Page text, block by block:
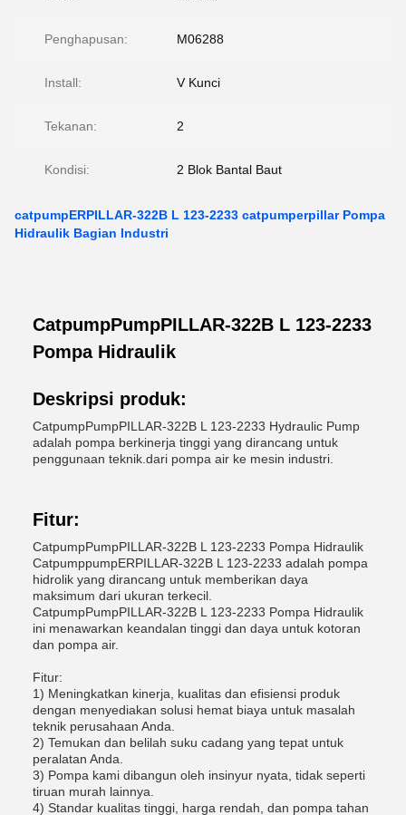
Penghapusan: M06288
Install: V Kunci
Tekanan: 2
Kondisi: 2 Blok Bantal Baut
catpumpERPILLAR-322B L 123-2233 catpumperpillar Pompa
Hidraulik Bagian Industri
CatpumpPumpPILLAR-322B L 123-2233
Pompa Hidraulik
Deskripsi produk:
CatpumpPumpPILLAR-322B L 123-2233 Hydraulic Pump
adalah pompa berkinerja tinggi yang dirancang untuk
penggunaan teknik.dari pompa air ke mesin industri.
Fitur:
CatpumpPumpPILLAR-322B L 123-2233 Pompa Hidraulik
CatpumppumpERPILLAR-322B L 123-2233 adalah pompa
hidrolik yang dirancang untuk memberikan daya
maksimum dari ukuran terkecil.
CatpumpPumpPILLAR-322B L 123-2233 Pompa Hidraulik
ini menawarkan keandalan tinggi dan daya untuk kotoran
dan pompa air.
Fitur:
1) Meningkatkan kinerja, kualitas dan efisiensi produk
dengan menyediakan solusi hemat biaya untuk masalah
teknik perusahaan Anda.
2) Temukan dan belilah suku cadang yang tepat untuk
peralatan Anda.
3) Pompa kami dibangun oleh insinyur nyata, tidak seperti
tiruan murah lainnya.
4) Standar kualitas tinggi, harga rendah, dan pompa tahan